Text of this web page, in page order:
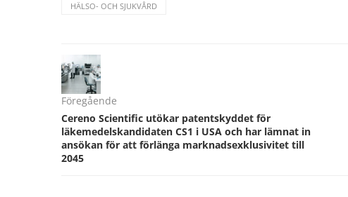
HÄLSO- OCH SJUKVÅRD
Föregående
Cereno Scientific utökar patentskyddet för
läkemedelskandidaten CS1 i USA och har lämnat in
ansökan för att förlänga marknadsexklusivitet till
2045